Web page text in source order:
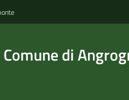
Comune di